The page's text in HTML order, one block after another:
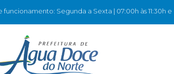
funcionamento: Segunda a Sexta | 07:00h às 11:30h e